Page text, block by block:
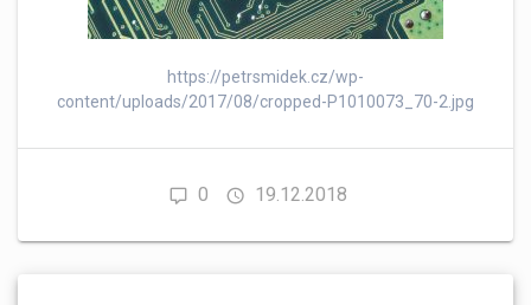
https://petrsmidek.cz/wp-
content/uploads/2017/08/cropped-P1010073_70-2.jpg
0 19.12.2018